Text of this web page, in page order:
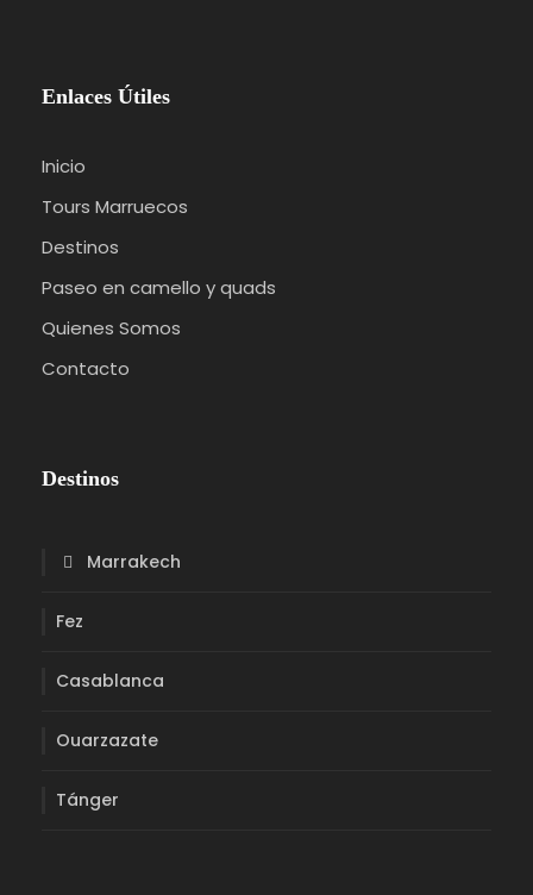
Enlaces Útiles
Inicio
Tours Marruecos
Destinos
Paseo en camello y quads
Quienes Somos
Contacto
Destinos
Marrakech
Fez
Casablanca
Ouarzazate
Tánger